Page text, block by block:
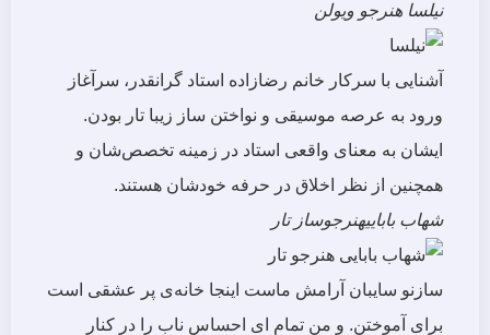
نیلسا هنرجو ویولن
آشنایی با سرکار خانم رضازاده استاد گرانقدر، سرآغاز
ورود به عرصه موسیقی و نواختن ساز زیبا تار بودن.
ایشان به معنای واقعی استاد در زمینه تخصص‌شان و
همچنین از نظر اخلاق در حرفه خودشان هستند.
شهاب باباییهنرجوساز تار
سازنو سایبان آرامش ماست اینجا خانه‌ی پر عشقی است
برای آموختن. و من تمام ای احساس ناب را در کنار